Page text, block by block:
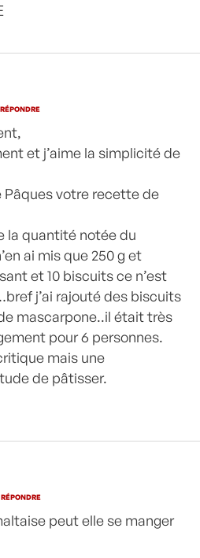
RÉPONDRE
et j’aime la simplicité de
Pâques votre recette de
la quantité notée du
ai mis que 250 g et
et 10 biscuits ce n’est
j’ai rajouté des biscuits
mascarpone..il était très
pour 6 personnes.
mais une
de pâtisser.
RÉPONDRE
peut elle se manger